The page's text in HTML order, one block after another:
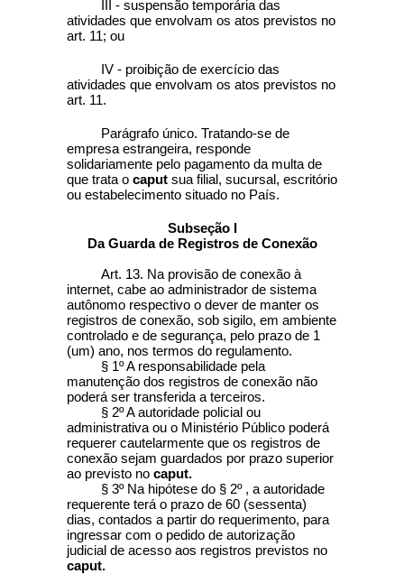
III - suspensão temporária das
atividades que envolvam os atos previstos no
art. 11; ou
IV - proibição de exercício das
atividades que envolvam os atos previstos no
art. 11.
Parágrafo único. Tratando-se de
empresa estrangeira, responde
solidariamente pelo pagamento da multa de
que trata o caput sua filial, sucursal, escritório
ou estabelecimento situado no País.
Subseção I
Da Guarda de Registros de Conexão
Art. 13. Na provisão de conexão à
internet, cabe ao administrador de sistema
autônomo respectivo o dever de manter os
registros de conexão, sob sigilo, em ambiente
controlado e de segurança, pelo prazo de 1
(um) ano, nos termos do regulamento.
§ 1º A responsabilidade pela
manutenção dos registros de conexão não
poderá ser transferida a terceiros.
§ 2º A autoridade policial ou
administrativa ou o Ministério Público poderá
requerer cautelarmente que os registros de
conexão sejam guardados por prazo superior
ao previsto no caput.
§ 3º Na hipótese do § 2º , a autoridade
requerente terá o prazo de 60 (sessenta)
dias, contados a partir do requerimento, para
ingressar com o pedido de autorização
judicial de acesso aos registros previstos no
caput.